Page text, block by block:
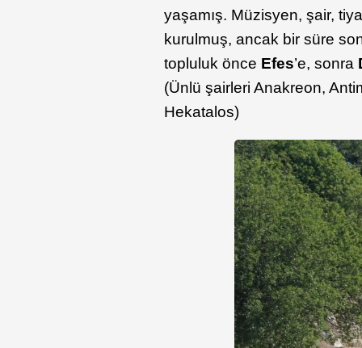
yaşamış. Müzisyen, şair,
kurulmuş, ancak bir süre
topluluk önce Efes’e, sonra
(Ünlü şairleri Anakreon,
Hekatalos)